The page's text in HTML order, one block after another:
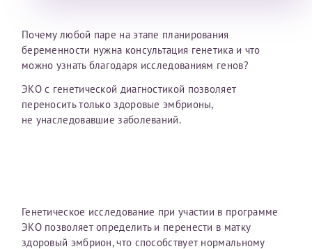
Почему любой паре на этапе планирования
беременности нужна консультация генетика и что
можно узнать благодаря исследованиям генов?
ЭКО с генетической диагностикой позволяет
переносить только здоровые эмбрионы,
не унаследовавшие заболеваний.
Генетическое исследование при участии в программе
ЭКО позволяет определить и перенести в матку
здоровый эмбрион, что способствует нормальному